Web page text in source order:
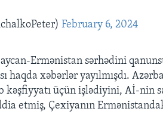
February 6, 2024
Ermənistan sərhədini
haqda xəbərlər yayılmışdı.
kəşfiyyatı üçün işlədiyini, Aİ-nin
etmiş, Çexiyanın